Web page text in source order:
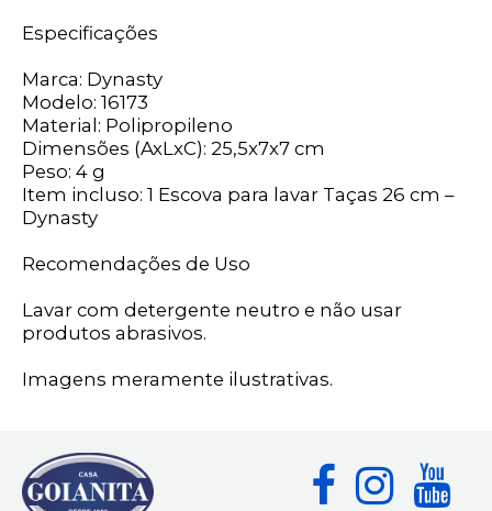
Especificações
Marca: Dynasty
Modelo: 16173
Material: Polipropileno
Dimensões (AxLxC): 25,5x7x7 cm
Peso: 4 g
Item incluso: 1 Escova para lavar Taças 26 cm –
Dynasty
Recomendações de Uso
Lavar com detergente neutro e não usar
produtos abrasivos.
Imagens meramente ilustrativas.